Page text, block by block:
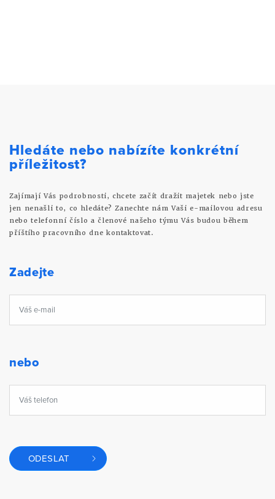
Hledáte nebo nabízíte konkrétní
příležitost?
Zajímají Vás podrobnosti, chcete začít dražit majetek nebo jste
jen nenašli to, co hledáte? Zanechte nám Vaši e-mailovou adresu
nebo telefonní číslo a členové našeho týmu Vás budou během
příštího pracovního dne kontaktovat.
Zadejte
nebo
ODESLAT